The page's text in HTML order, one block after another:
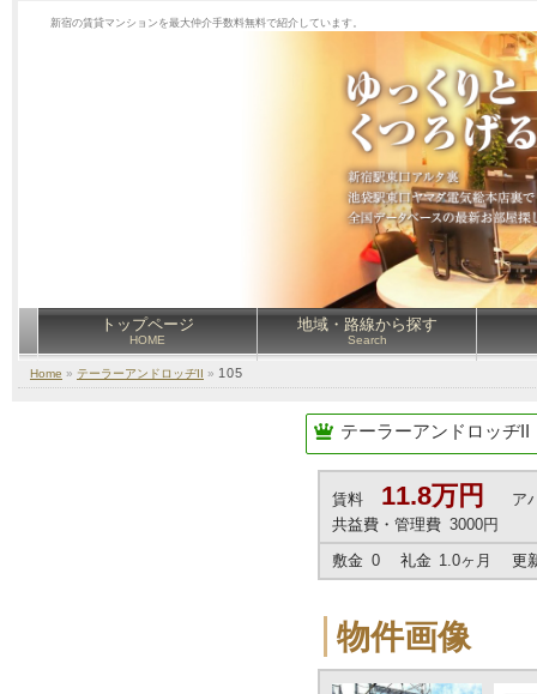
新宿の賃貸マンションを最大仲介手数料無料で紹介しています。
トップページ
HOME
地域・路線から探す
Search
Home » テーラーアンドロッヂII » 105
テーラーアンドロッヂII
賃料 11.8万円
ア
共益費・管理費 3000円
敷金 0 礼金 1.0ヶ月 更
物件画像